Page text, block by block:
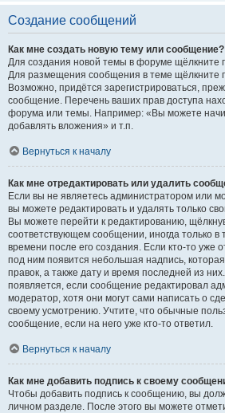
Создание сообщений
Как мне создать новую тему или сообщение?
Для создания новой темы в форуме щёлкните
Для размещения сообщения в теме щёлкните
Возможно, придётся зарегистрироваться,
сообщение. Перечень ваших прав доступа
форума или темы. Например: «Вы можете
добавлять вложения» и т.п.
Вернуться к началу
Как мне отредактировать или удалить
Если вы не являетесь администратором или
вы можете редактировать и удалять только
Вы можете перейти к редактированию,
соответствующем сообщении, иногда только в
времени после его создания. Если кто-то уже
под ним появится небольшая надпись,
правок, а также дату и время последней из
появляется, если сообщение редактировал
модератор, хотя они могут сами написать о
своему усмотрению. Учтите, что обычные
сообщение, если на него уже кто-то ответил.
Вернуться к началу
Как мне добавить подпись к своему
Чтобы добавить подпись к сообщению, вы
личном разделе. После этого вы можете